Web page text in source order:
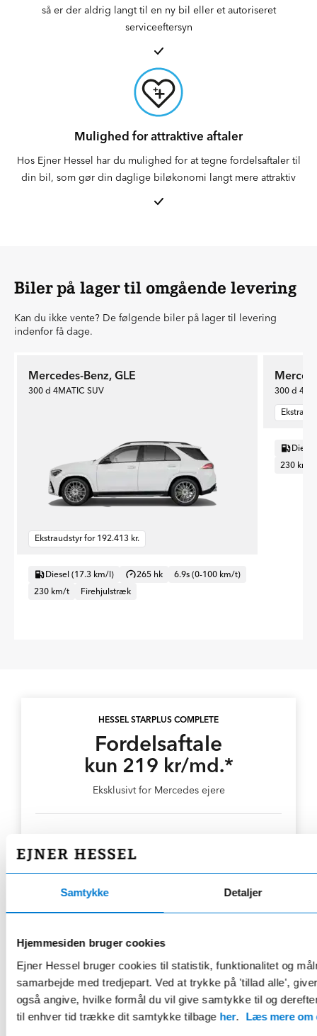
Samtykke Detaljer
Hjemmesiden bruger cookies
Ejner Hessel bruger cookies til statistik, funktionalitet og
samarbejde med tredjepart. Ved at trykke på 'tillad alle',
også angive, hvilke formål du vil give samtykke til og
til enhver tid trække dit samtykke tilbage her. Læs mere om
så er der aldrig langt til en ny bil eller et autoriseret
serviceeftersyn
Mulighed for attraktive aftaler
Hos Ejner Hessel har du mulighed for at tegne fordelsaftaler til
din bil, som gør din daglige biløkonomi langt mere attraktiv
Biler på lager til omgående levering
Kan du ikke vente? De følgende biler på lager til levering
indenfor få dage.
Mercedes-Benz, GLE
300 d 4MATIC SUV
Ekstraudstyr for 192.413 kr.
Diesel (17.3 km/l) 265 hk
6.9s (0-100 km/t)
230 km/t
Firehjulstræk
300 d
230 km/t
HESSEL STARPLUS COMPLETE
Fordelsaftale
kun 219 kr/md.*
Eksklusivt for Mercedes ejere
24 bilvaske årligt
2 årlige hjulskift inkl. opbevaring
Gratis lånebil ifm. service
Læs mere her
* Rabat opnås v. årlig betaling